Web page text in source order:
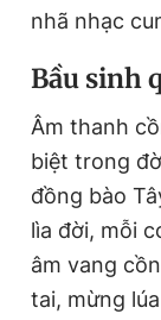
Theo dõi báo
Hotline
0906 645 777
Đặt báo
Tổng biên tập:
Phó tổng biên
Phó tổng biên
Tổng thư ký tòa
nhã nhạc
Bầu sinh
Âm thanh
biệt trong
đồng bào
lìa đời, mỗi
âm vang
tai, mừng